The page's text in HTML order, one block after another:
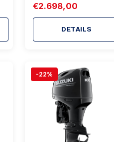
Adventure Package
€2.698,00
DETAILS
-22%